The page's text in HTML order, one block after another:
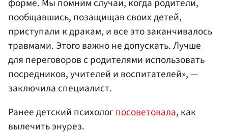
форме. Мы помним случаи, когда родители,
пообщавшись, позащищав своих детей,
приступали к дракам, и все это заканчивалось
травмами. Этого важно не допускать. Лучше
для переговоров с родителями использовать
посредников, учителей и воспитателей», —
заключила специалист.
Ранее детский психологпосоветовала, как
вылечить энурез.